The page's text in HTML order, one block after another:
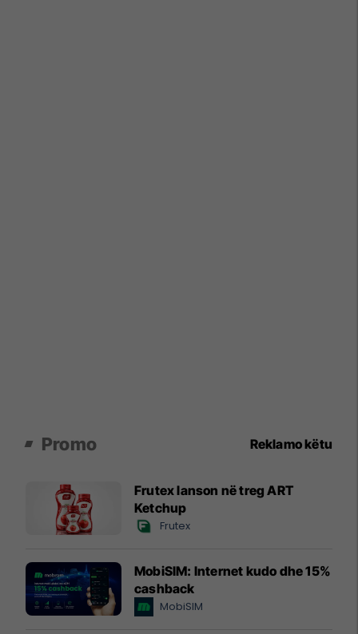
Promo Reklamo këtu
Frutex lanson në treg ART
Ketchup
Frutex
MobiSIM: Internet kudo dhe 15%
cashback
MobiSIM